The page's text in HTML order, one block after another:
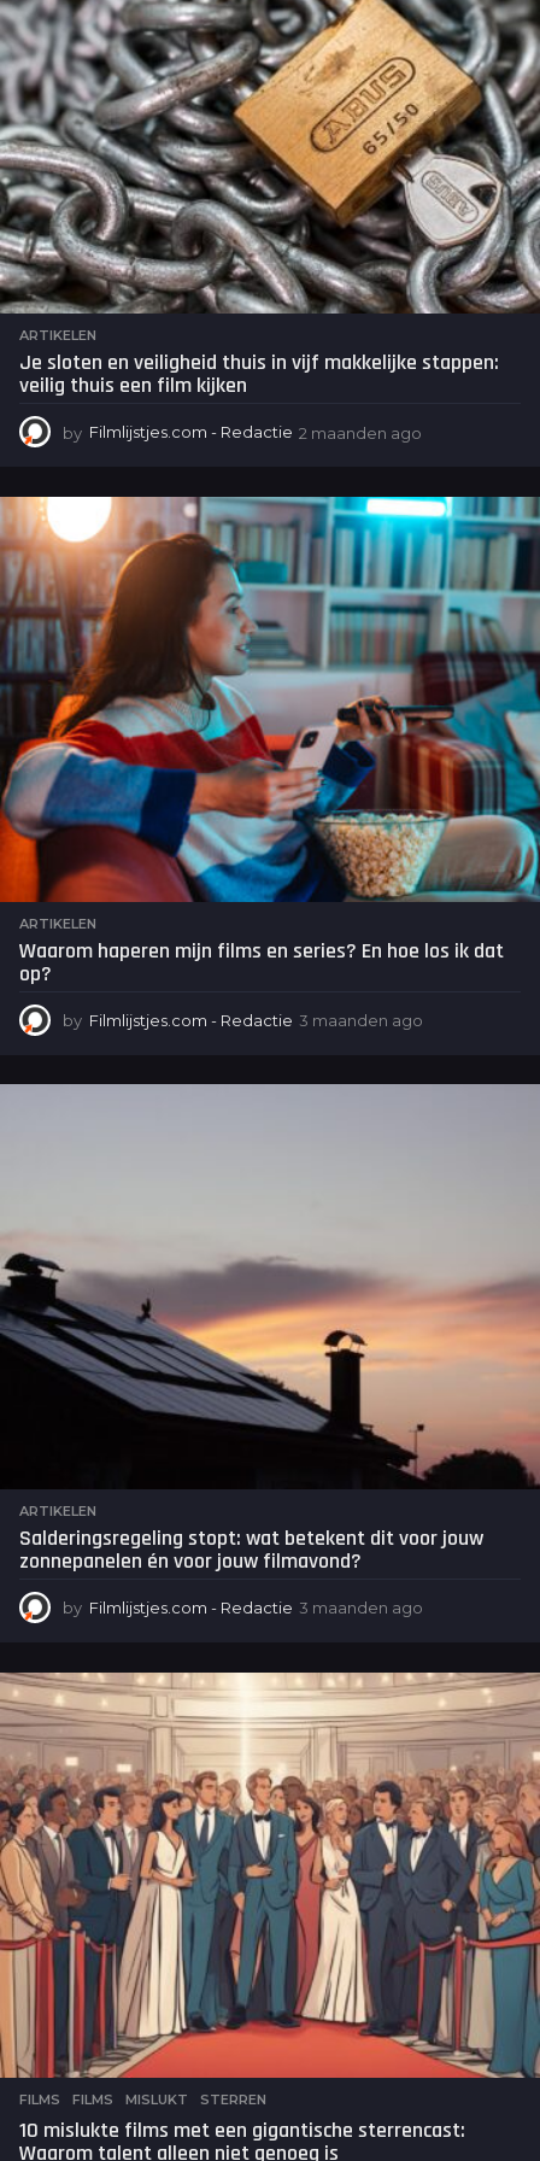
ARTIKELEN
Je sloten en veiligheid thuis in vijf makkelijke stappen:
veilig thuis een film kijken
by Filmlijstjes.com - Redactie 2 maanden ago
a
n
d
n
a
g
o
ARTIKELEN
Waarom haperen mijn films en series? En hoe los ik dat
op?
by Filmlijstjes.com - Redactie 3 maanden ago
a
ARTIKELEN
Salderingsregeling stopt: wat betekent dit voor jouw
zonnepanelen én voor jouw filmavond?
by Filmlijstjes.com - Redactie 3 maanden ago
a
n
d
e
n
a
g
o
FILMS FILMS ,MISLUKT ,STERREN
10 mislukte films met een gigantische sterrencast:
Waarom talent alleen niet genoeg is